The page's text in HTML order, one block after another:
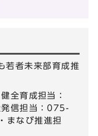
若者未来部育成推
全育成担当：
信担当：075-
まなび推進担